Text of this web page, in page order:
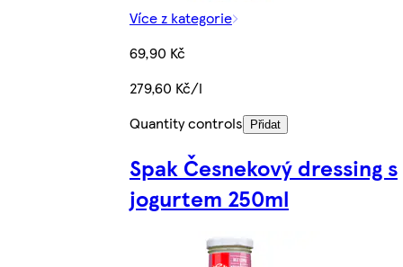
Více z kategorie
69,90 Kč
279,60 Kč/l
Quantity controls
Přidat
Spak Česnekový dressing s
jogurtem 250ml